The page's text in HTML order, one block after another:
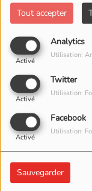
Tout accepter
Analytics
Activé
Utilisation:
Twitter
Activé
Utilisation:
Facebook
Activé
Utilisation:
Sauvegarder
11
VUES
Cannes 2023 : «